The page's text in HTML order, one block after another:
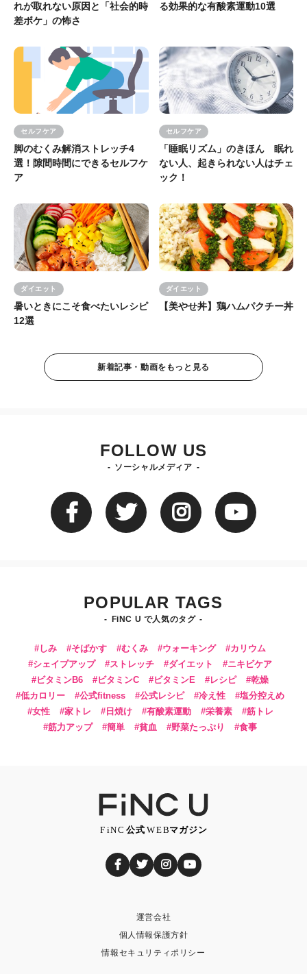
れが取れない原因と「社会的時
差ボケ」の怖さ
る効果的な有酸素運動10選
セルフケア
脚のむくみ解消ストレッチ4
選！隙間時間にできるセルフケ
ア
セルフケア
「睡眠リズム」のきほん 眠れ
ない人、起きられない人はチェ
ック！
ダイエット
暑いときにこそ食べたいレシピ
12選
ダイエット
【美やせ丼】鶏ハムパクチー丼
新着記事・動画をもっと見る
FOLLOW US
ソーシャルメディア
POPULAR TAGS
FiNC U で人気のタグ
しみ そばかす むくみ ウォーキング
カリウム
シェイプアップ
ストレッチ ダイエット
ニキビケア
ビタミンB6
ビタミンC ビタミンE レシピ
乾燥
低カロリー
公式fitness 公式レシピ 冷え性
塩分控えめ
女性
家トレ 日焼け 有酸素運動 栄養素
筋トレ
筋力アップ
簡単 貧血 野菜たっぷり 食事
運営会社
個人情報保護方針
情報セキュリティポリシー